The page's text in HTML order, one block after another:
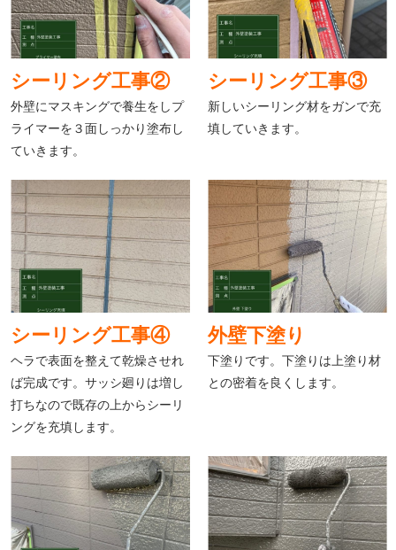
シーリング工事②
外壁にマスキングで養生をしプ
ライマーを３面しっかり塗布し
ていきます。
シーリング工事③
新しいシーリング材をガンで充
填していきます。
シーリング工事④
ヘラで表面を整えて乾燥させれ
ば完成です。サッシ廻りは増し
打ちなので既存の上からシーリ
ングを充填します。
外壁下塗り
下塗りです。下塗りは上塗り材
との密着を良くします。